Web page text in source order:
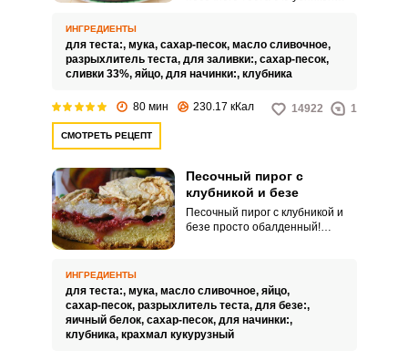
ведь просто размороженную
водянистую клубнику кушать не
очень вкусно. А в сочетании с
заливкой вы получите отличный
десерт к семейному чаепитию.
ИНГРЕДИЕНТЫ
для теста:, мука, сахар-песок, масло сливочное,
разрыхлитель теста, для заливки:, сахар-песок,
сливки 33%, яйцо, для начинки:, клубника
80 мин 230.17 кКал 14922 1
СМОТРЕТЬ РЕЦЕПТ
Песочный пирог с
клубникой и безе
Песочный пирог с клубникой и
безе просто обалденный!
воздушного безе – это один из
вкуснейших десертов, который
вы с легкостью сможете
приготовить на своей кухне.
Особенностью данного рецепта
ИНГРЕДИЕНТЫ
для теста:, мука, масло сливочное, яйцо,
сахар-песок, разрыхлитель теста, для безе:,
яичный белок, сахар-песок, для начинки:,
клубника, крахмал кукурузный